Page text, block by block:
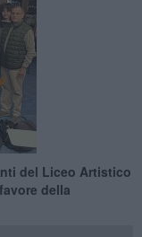
del Liceo Artistico
della